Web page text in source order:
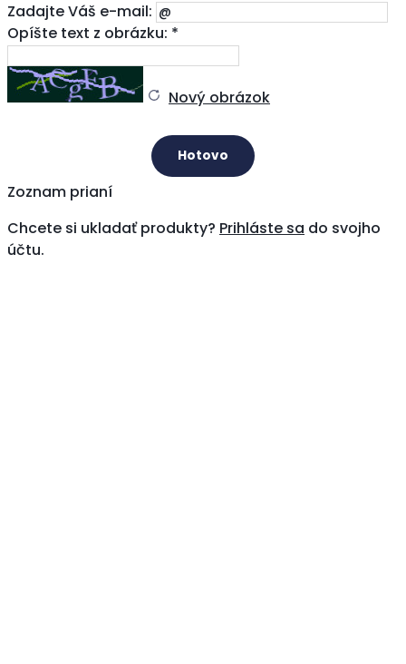
Zadajte Váš e-mail:
Opíšte text z obrázku: *
Nový obrázok
Zoznam prianí
Chcete si ukladať produkty? Prihláste sa do svojho
účtu.